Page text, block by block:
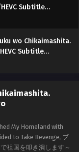
Subtitle
wo Chikaimashita.
Subtitle
My Homeland with
to Take Revenge, ブ
祖国を叩き潰します～